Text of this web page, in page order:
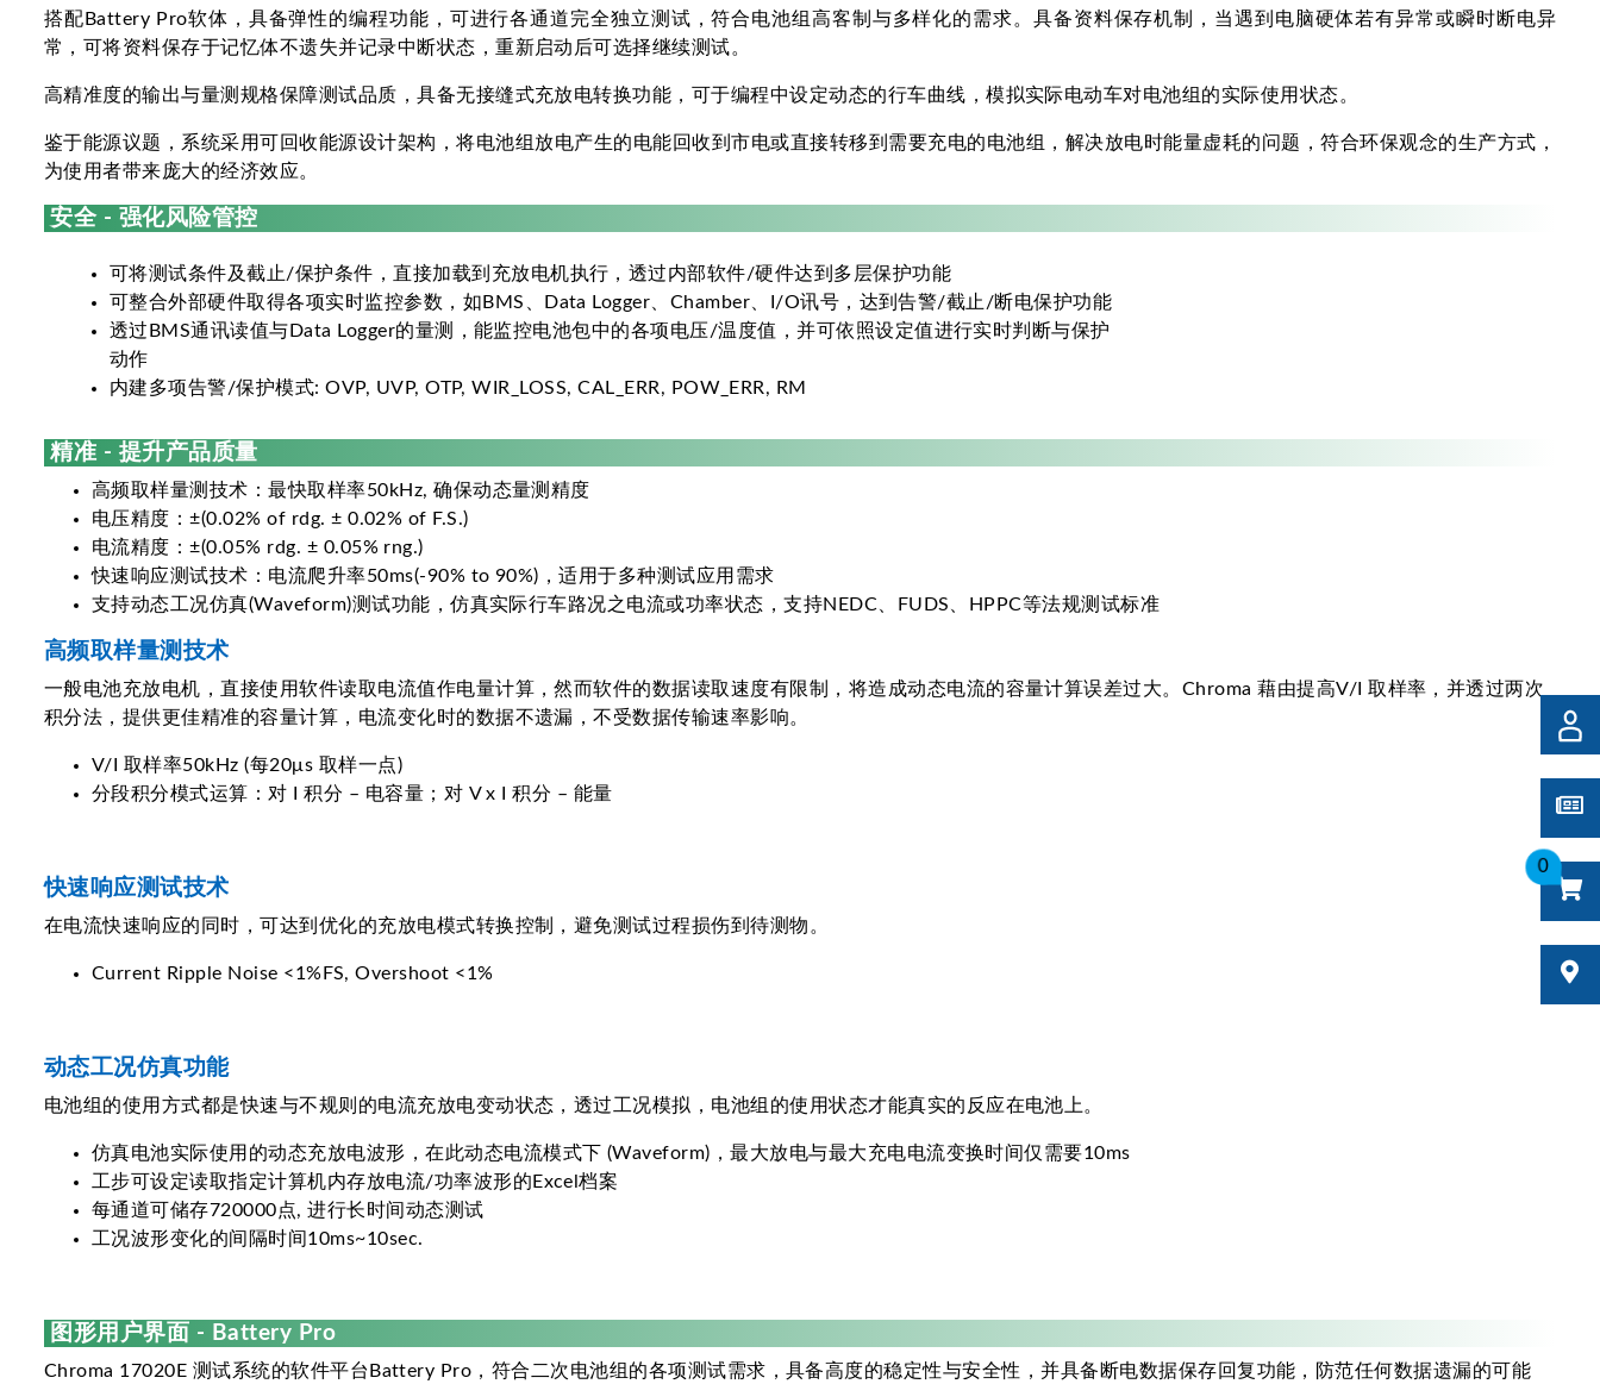
0
搭配Battery Pro软体，具备弹性的编程功能，可进行各通道完全独立测试，符合电池组高客制与多样化的需求。具备资料保存机制，当遇到电脑硬体若有异常或瞬时断电异
常，可将资料保存于记忆体不遗失并记录中断状态，重新启动后可选择继续测试。
高精准度的输出与量测规格保障测试品质，具备无接缝式充放电转换功能，可于编程中设定动态的行车曲线，模拟实际电动车对电池组的实际使用状态。
鉴于能源议题，系统采用可回收能源设计架构，将电池组放电产生的电能回收到市电或直接转移到需要充电的电池组，解决放电时能量虚耗的问题，符合环保观念的生产方式，
为使用者带来庞大的经济效应。
安全 - 强化风险管控
可将测试条件及截止/保护条件，直接加载到充放电机执行，透过内部软件/硬件达到多层保护功能
可整合外部硬件取得各项实时监控参数，如BMS、Data Logger、Chamber、I/O讯号，达到告警/截止/断电保护功能
透过BMS通讯读值与Data Logger的量测，能监控电池包中的各项电压/温度值，并可依照设定值进行实时判断与保护
动作
内建多项告警/保护模式: OVP, UVP, OTP, WIR_LOSS, CAL_ERR, POW_ERR, RM
精准 - 提升产品质量
高频取样量测技术：最快取样率50kHz, 确保动态量测精度
电压精度：±(0.02% of rdg. ± 0.02% of F.S.)
电流精度：±(0.05% rdg. ± 0.05% rng.)
快速响应测试技术：电流爬升率50ms(-90% to 90%)，适用于多种测试应用需求
支持动态工况仿真(Waveform)测试功能，仿真实际行车路况之电流或功率状态，支持NEDC、FUDS、HPPC等法规测试标准
高频取样量测技术
一般电池充放电机，直接使用软件读取电流值作电量计算，然而软件的数据读取速度有限制，将造成动态电流的容量计算误差过大。Chroma 藉由提高V/I 取样率，并透过两次
积分法，提供更佳精准的容量计算，电流变化时的数据不遗漏，不受数据传输速率影响。
V/I 取样率50kHz (每20μs 取样一点)
分段积分模式运算：对 I 积分 – 电容量；对 V x I 积分 – 能量
快速响应测试技术
在电流快速响应的同时，可达到优化的充放电模式转换控制，避免测试过程损伤到待测物。
Current Ripple Noise <1%FS, Overshoot <1%
动态工况仿真功能
电池组的使用方式都是快速与不规则的电流充放电变动状态，透过工况模拟，电池组的使用状态才能真实的反应在电池上。
仿真电池实际使用的动态充放电波形，在此动态电流模式下 (Waveform)，最大放电与最大充电电流变换时间仅需要10ms
工步可设定读取指定计算机内存放电流/功率波形的Excel档案
每通道可储存720000点, 进行长时间动态测试
工况波形变化的间隔时间10ms~10sec.
图形用户界面 - Battery Pro
Chroma 17020E 测试系统的软件平台Battery Pro，符合二次电池组的各项测试需求，具备高度的稳定性与安全性，并具备断电数据保存回复功能，防范任何数据遗漏的可能